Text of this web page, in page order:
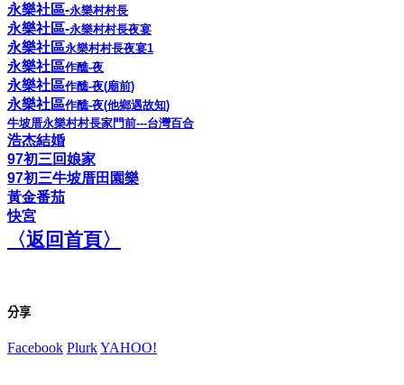
永樂社區-永樂村村長
永樂社區-永樂村村長夜宴
永樂社區永樂村村長夜宴1
永樂社區作醮-夜
永樂社區作醮-夜(廟前)
永樂社區作醮-夜(他鄉遇故知)
牛坡厝永樂村村長家門前---台灣百合
浩杰結婚
97初三回娘家
97初三牛坡厝田園樂
黃金番茄
快宮
〈返回首頁〉
分享
Facebook PlurkYAHOO!